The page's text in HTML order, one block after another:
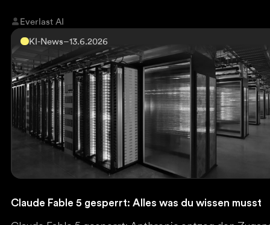
Everlast AI
KI-News–13.6.2026
Claude Fable 5 gesperrt: Alles was du wissen musst